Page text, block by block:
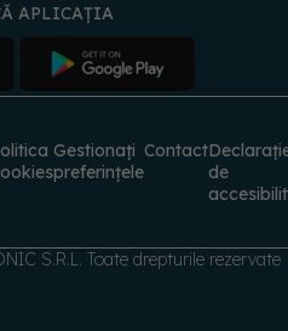
APLICAȚIA
Gestionați
preferințele
Contact
de
S.R.L. Toate drepturile rezervate